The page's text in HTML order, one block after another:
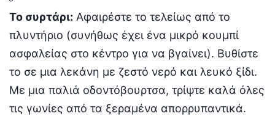
Το συρτάρι: Αφαιρέστε το τελείως από το
πλυντήριο (συνήθως έχει ένα μικρό κουμπί
ασφαλείας στο κέντρο για να βγαίνει). Βυθίστε
το σε μια λεκάνη με ζεστό νερό και λευκό ξίδι.
Με μια παλιά οδοντόβουρτσα, τρίψτε καλά όλες
τις γωνίες από τα ξεραμένα απορρυπαντικά.